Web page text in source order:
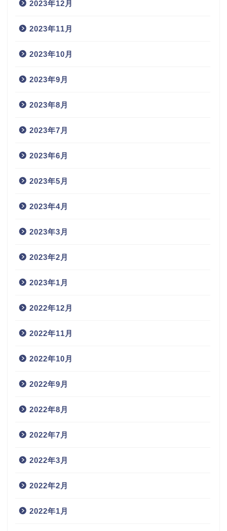
2023年12月
2023年11月
2023年10月
2023年9月
2023年8月
2023年7月
2023年6月
2023年5月
2023年4月
2023年3月
2023年2月
2023年1月
2022年12月
2022年11月
2022年10月
2022年9月
2022年8月
2022年7月
2022年3月
2022年2月
2022年1月